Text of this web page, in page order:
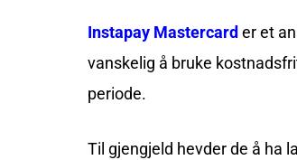
Instapay Mastercard er et
vanskelig å bruke
periode.
Til gjengjeld hevder de å ha